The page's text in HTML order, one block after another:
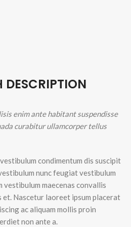
DESCRIPTION
enim ante habitant suspendisse
curabitur ullamcorper tellus
condimentum dis suscipit
nunc feugiat vestibulum
vestibulum maecenas convallis
Nascetur laoreet ipsum placerat
ac aliquam mollis proin
non ante a.